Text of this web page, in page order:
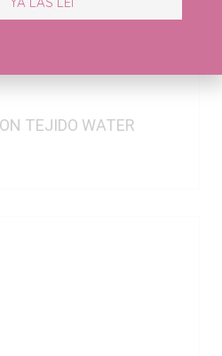
TEJIDO WATER